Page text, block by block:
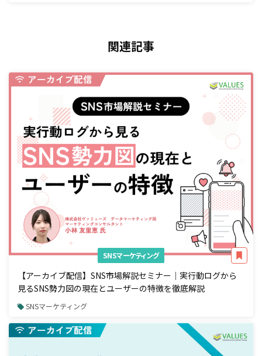
関連記事
SNSマーケティング
【アーカイブ配信】SNS市場解説セミナー｜実行動ログから
見るSNS勢力図の現在とユーザーの特徴を徹底解説
SNSマーケティング